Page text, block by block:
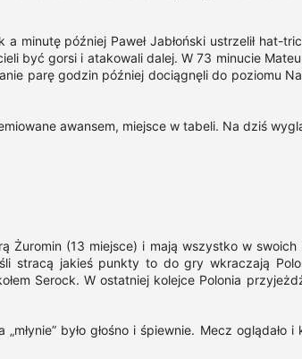
minutę później Paweł Jabłoński ustrzelił hat-
być gorsi i atakowali dalej. W 73 minucie
parę godzin później dociągnęli do poziomu
awansem, miejsce w tabeli. Na dziś
Żuromin (13 miejsce) i mają wszystko w swoich
stracą jakieś punkty to do gry wkraczają
Serock. W ostatniej kolejce Polonia
było głośno i śpiewnie. Mecz oglądało i